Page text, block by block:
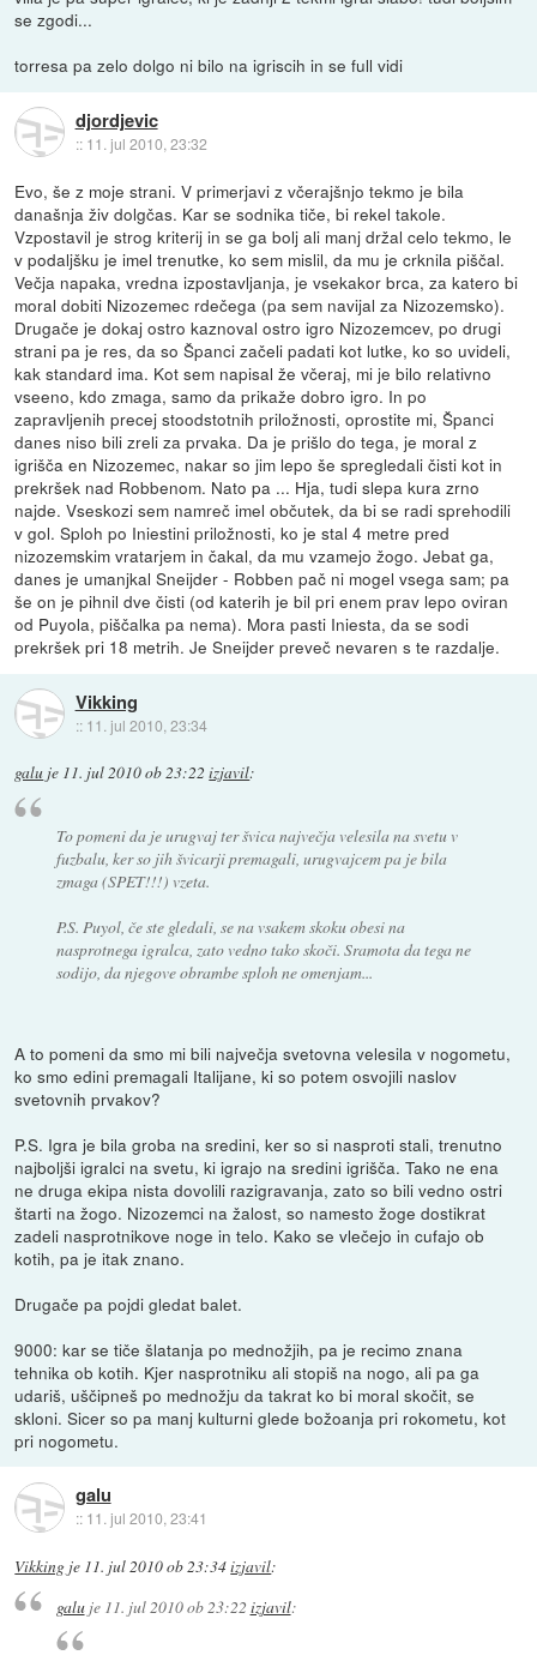
se zgodi...
torresa pa zelo dolgo ni bilo na igriscih in se full vidi
djordjevic
:: 11. jul 2010, 23:32
Evo, še z moje strani. V primerjavi z včerajšnjo tekmo je bila
današnja živ dolgčas. Kar se sodnika tiče, bi rekel takole.
Vzpostavil je strog kriterij in se ga bolj ali manj držal celo tekmo, le
v podaljšku je imel trenutke, ko sem mislil, da mu je crknila piščal.
Večja napaka, vredna izpostavljanja, je vsekakor brca, za katero bi
moral dobiti Nizozemec rdečega (pa sem navijal za Nizozemsko).
Drugače je dokaj ostro kaznoval ostro igro Nizozemcev, po drugi
strani pa je res, da so Španci začeli padati kot lutke, ko so uvideli,
kak standard ima. Kot sem napisal že včeraj, mi je bilo relativno
vseeno, kdo zmaga, samo da prikaže dobro igro. In po
zapravljenih precej stoodstotnih priložnosti, oprostite mi, Španci
danes niso bili zreli za prvaka. Da je prišlo do tega, je moral z
igrišča en Nizozemec, nakar so jim lepo še spregledali čisti kot in
prekršek nad Robbenom. Nato pa ... Hja, tudi slepa kura zrno
najde. Vseskozi sem namreč imel občutek, da bi se radi sprehodili
v gol. Sploh po Iniestini priložnosti, ko je stal 4 metre pred
nizozemskim vratarjem in čakal, da mu vzamejo žogo. Jebat ga,
danes je umanjkal Sneijder - Robben pač ni mogel vsega sam; pa
še on je pihnil dve čisti (od katerih je bil pri enem prav lepo oviran
od Puyola, piščalka pa nema). Mora pasti Iniesta, da se sodi
prekršek pri 18 metrih. Je Sneijder preveč nevaren s te razdalje.
Vikking
:: 11. jul 2010, 23:34
galu je 11. jul 2010 ob 23:22 izjavil:
To pomeni da je urugvaj ter švica največja velesila na svetu v
fuzbalu, ker so jih švicarji premagali, urugvajcem pa je bila
zmaga (SPET!!!) vzeta.
P.S. Puyol, če ste gledali, se na vsakem skoku obesi na
nasprotnega igralca, zato vedno tako skoči. Sramota da tega ne
sodijo, da njegove obrambe sploh ne omenjam...
A to pomeni da smo mi bili največja svetovna velesila v nogometu,
ko smo edini premagali Italijane, ki so potem osvojili naslov
svetovnih prvakov?
P.S. Igra je bila groba na sredini, ker so si nasproti stali, trenutno
najboljši igralci na svetu, ki igrajo na sredini igrišča. Tako ne ena
ne druga ekipa nista dovolili razigravanja, zato so bili vedno ostri
štarti na žogo. Nizozemci na žalost, so namesto žoge dostikrat
zadeli nasprotnikove noge in telo. Kako se vlečejo in cufajo ob
kotih, pa je itak znano.
Drugače pa pojdi gledat balet.
9000: kar se tiče šlatanja po mednožjih, pa je recimo znana
tehnika ob kotih. Kjer nasprotniku ali stopiš na nogo, ali pa ga
udariš, uščipneš po mednožju da takrat ko bi moral skočit, se
skloni. Sicer so pa manj kulturni glede božoanja pri rokometu, kot
pri nogometu.
galu
:: 11. jul 2010, 23:41
Vikking je 11. jul 2010 ob 23:34izjavil:
galuje 11. jul 2010 ob 23:22 izjavil: